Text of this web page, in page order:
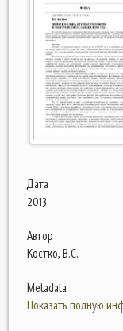
Дата
2013
Автор
Костко, В.С.
Metadata
Показать полную